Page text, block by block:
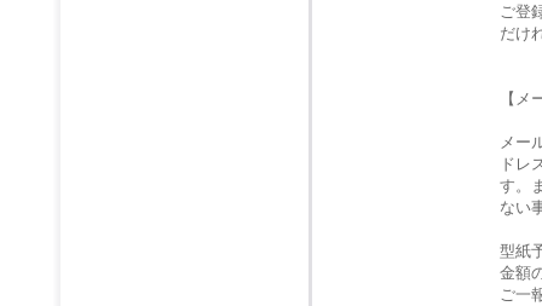
ご登
だけ
【
メー
ドレ
す。
ない
型紙
金額
ご一